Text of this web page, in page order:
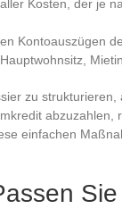
Kosten, der je
Kontoauszügen
zu strukturieren,
einfachen